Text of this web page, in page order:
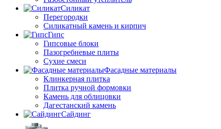
Силикат
Перегородки
Силикатный камень и кирпич
Гипс
Гипсовые блоки
Пазогребневые плиты
Сухие смеси
Фасадные материалы
Клинкерная плитка
Плитка ручной формовки
Камень для облицовки
Дагестанский камень
Сайдинг